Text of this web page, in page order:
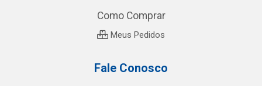
Como Comprar
Meus Pedidos
Fale Conosco